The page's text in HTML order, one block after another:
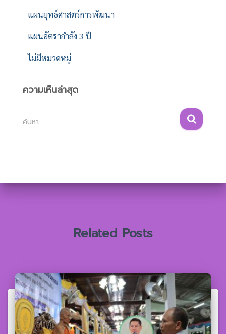
แผนยุทธ์ศาสตร์การพัฒนา
แผนอัตรากำลัง 3 ปี
ไม่มีหมวดหมู่
ความเห็นล่าสุด
ค้
น
ห
ค้นหา …
Related Posts